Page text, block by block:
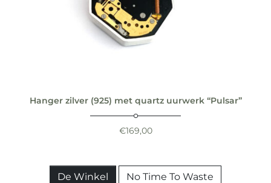
Hanger zilver (925) met quartz uurwerk “Pulsar”
€169,00
De Winkel
No Time To Waste